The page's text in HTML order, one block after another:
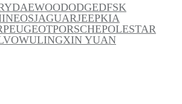
DAEWOODODGEDFSK
INEOSJAGUARJEEPKIA
PEUGEOTPORSCHEPOLESTAR
WULINGXIN YUAN